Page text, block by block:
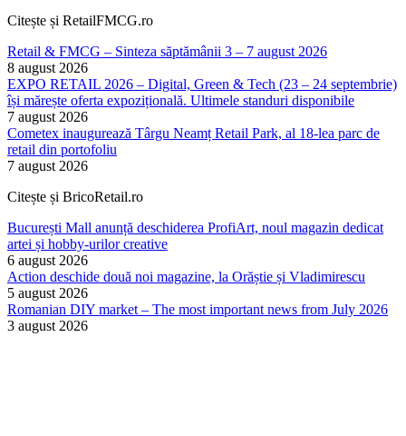
Citește și RetailFMCG.ro
Retail & FMCG – Sinteza săptămânii 3 – 7 august 2026
8 august 2026
EXPO RETAIL 2026 – Digital, Green & Tech (23 – 24 septembrie)
își mărește oferta expozițională. Ultimele standuri disponibile
7 august 2026
Cometex inaugurează Târgu Neamț Retail Park, al 18-lea parc de
retail din portofoliu
7 august 2026
Citește și BricoRetail.ro
București Mall anunță deschiderea ProfiArt, noul magazin dedicat
artei și hobby-urilor creative
6 august 2026
Action deschide două noi magazine, la Orăștie și Vladimirescu
5 august 2026
Romanian DIY market – The most important news from July 2026
3 august 2026